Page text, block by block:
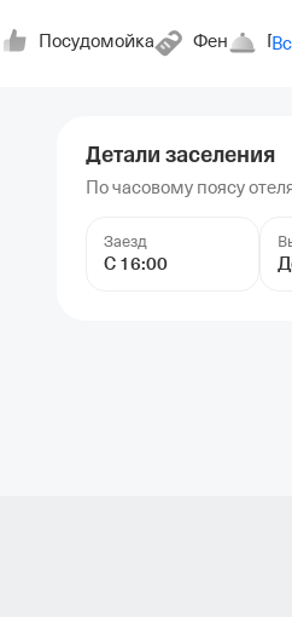
Посудомойка Фен
Детали заселения
По часовому поясу
Заезд
С 16:00